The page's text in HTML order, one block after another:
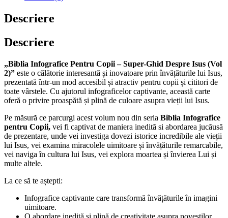
Descriere
Descriere
„Biblia Infografice Pentru Copii – Super-Ghid Despre Isus (Vol
2)” este o călătorie interesantă și inovatoare prin învățăturile lui Isus,
prezentată într-un mod accesibil și atractiv pentru copii și cititori de
toate vârstele. Cu ajutorul infograficelor captivante, această carte
oferă o privire proaspătă și plină de culoare asupra vieții lui Isus.
Pe măsură ce parcurgi acest volum nou din seria Biblia Infografice
pentru Copii, vei fi captivat de maniera inedită si abordarea jucăusă
de prezentare, unde vei investiga dovezi istorice incredibile ale vieții
lui Isus, vei examina miracolele uimitoare și învățăturile remarcabile,
vei naviga în cultura lui Isus, vei explora moartea și învierea Lui și
multe altele.
La ce să te aștepti:
Infografice captivante care transformă învățăturile în imagini
uimitoare.